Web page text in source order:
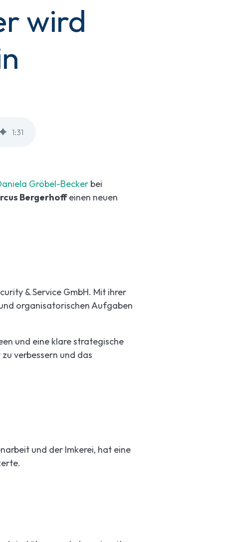
wird
1:31
Gröbel-Becker bei
Bergerhoffeinen neuen
& Service GmbH. Mit ihrer
organisatorischen Aufgaben
und eine klare strategische
verbessern und das
und der Imkerei, hat eine